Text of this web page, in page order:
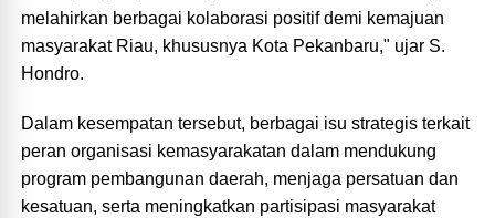
melahirkan berbagai kolaborasi positif demi kemajuan
masyarakat Riau, khususnya Kota Pekanbaru," ujar S.
Hondro.
Dalam kesempatan tersebut, berbagai isu strategis terkait
peran organisasi kemasyarakatan dalam mendukung
program pembangunan daerah, menjaga persatuan dan
kesatuan, serta meningkatkan partisipasi masyarakat